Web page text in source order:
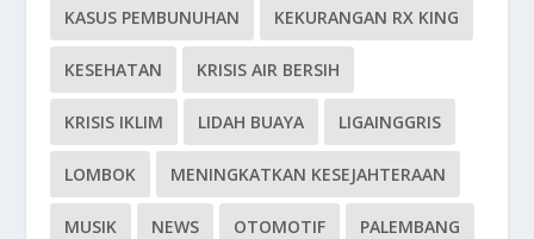
KASUS PEMBUNUHAN KEKURANGAN RX KING
KESEHATAN KRISIS AIR BERSIH
KRISIS IKLIM LIDAH BUAYA LIGAINGGRIS
LOMBOK MENINGKATKAN KESEJAHTERAAN
MUSIK NEWS OTOMOTIF PALEMBANG